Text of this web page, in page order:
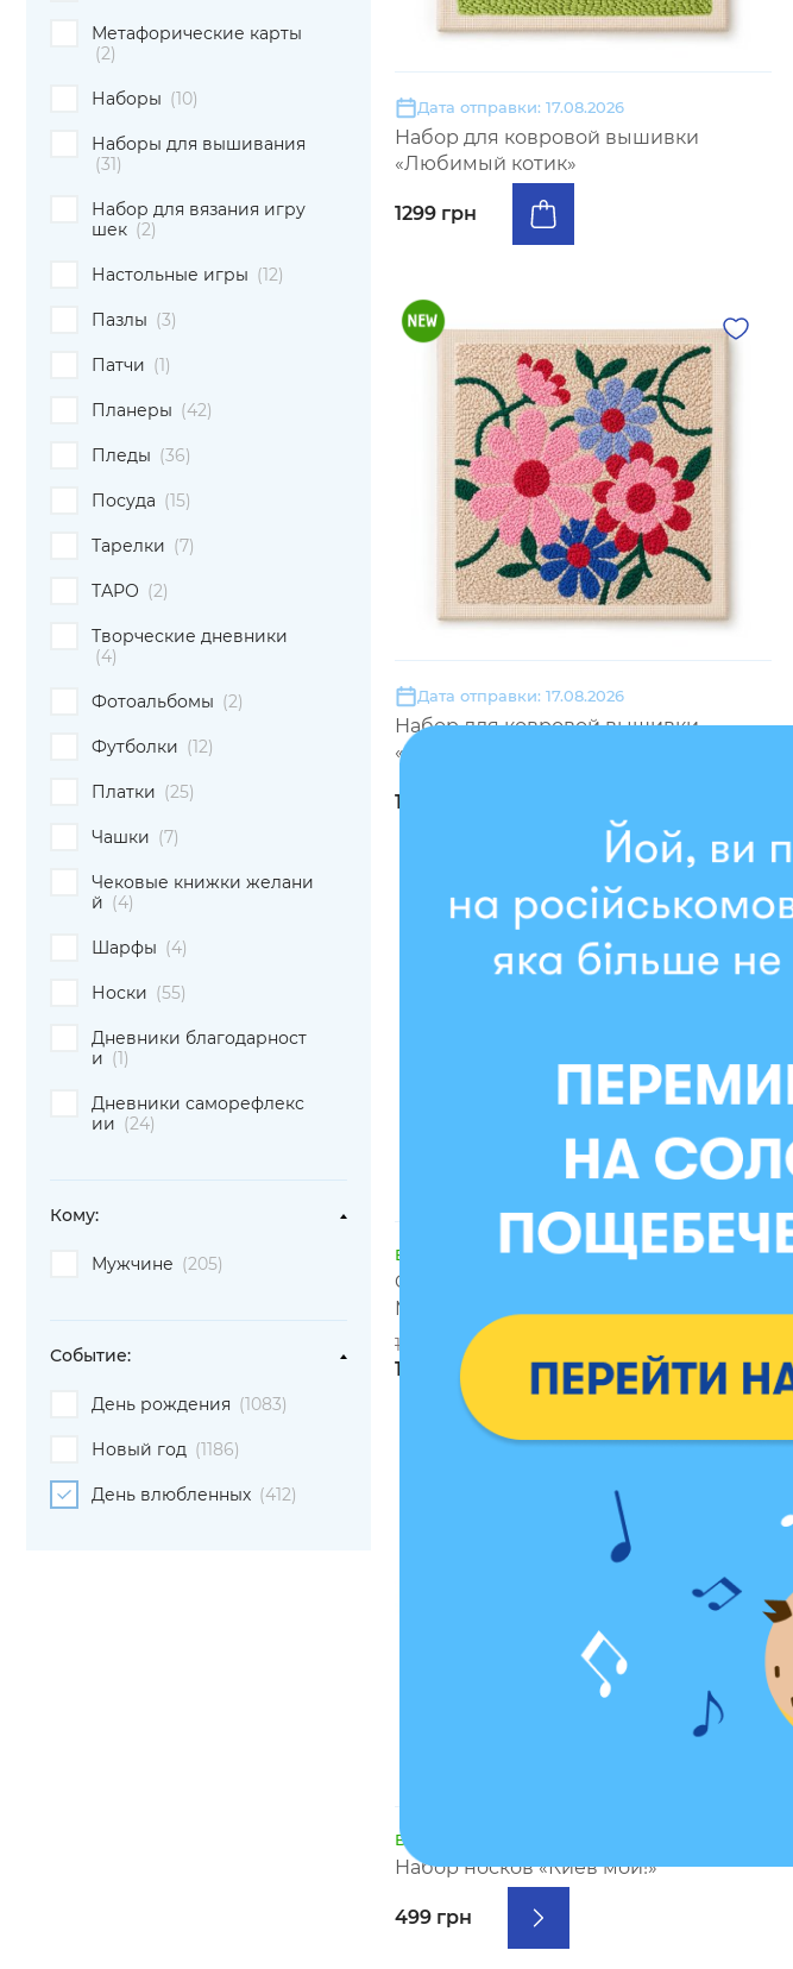
Метафорические карты
(2)
Наборы (10)
Наборы для вышивания
(31)
Набор для вязания игру
шек (2)
Настольные игры (12)
Пазлы (3)
Патчи (1)
Планеры (42)
Пледы (36)
Посуда (15)
Тарелки (7)
ТАРО (2)
Творческие дневники
(4)
Фотоальбомы (2)
Футболки (12)
Платки (25)
Чашки (7)
Чековые книжки желани
й (4)
Шарфы (4)
Носки (55)
Дневники благодарност
и (1)
Дневники саморефлекс
ии (24)
Кому:
Мужчине (205)
Событие:
День рождения (1083)
Новый год (1186)
День влюбленных (412)
Дата отправки: 17.08.2026
Набор для ковровой вышивки
«Любимый котик»
1299 грн
Дата отправки: 17.08.2026
Набор для ковровой вышивки
«Разноцветные цветы»
1299 грн
В наличии
Футболка оверсайз ORNER х
Maliunok «Зая» черная
1499 грн
1349 грн
В наличии
Набор носков «Киев мой!»
499 грн